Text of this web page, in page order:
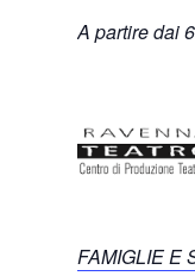
A partire dai
FAMIGLIE E